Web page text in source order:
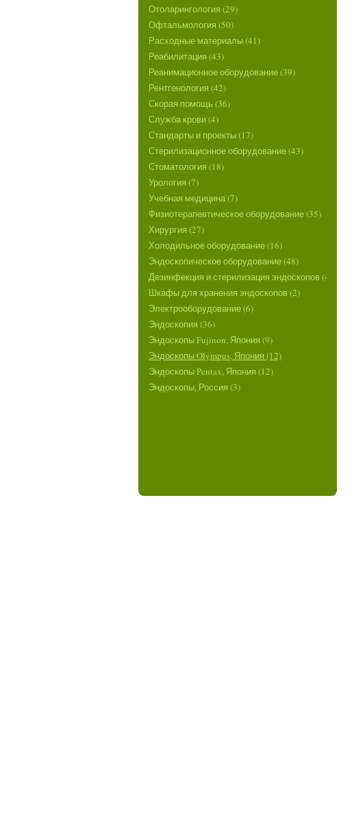
Отоларингология (29)
Офтальмология (50)
Расходные материалы (41)
Реабилитация (43)
Реанимационное оборудование (39)
Рентгенология (42)
Скорая помощь (36)
Служба крови (4)
Стандарты и проекты (17)
Стерилизационное оборудование (43)
Стоматология (18)
Урология (7)
Учебная медицина (7)
Физиотерапевтическое оборудование (35)
Хирургия (27)
Холодильное оборудование (16)
Эндоскопическое оборудование (48)
Дезинфекция и стерилизация эндоскопов (4)
Шкафы для хранения эндоскопов (2)
Электрооборудование (6)
Эндоскопия (36)
Эндоскопы Fujinon, Япония (9)
Эндоскопы Olympus, Япония (12)
Эндоскопы Pentax, Япония (12)
Эндоскопы, Россия (3)